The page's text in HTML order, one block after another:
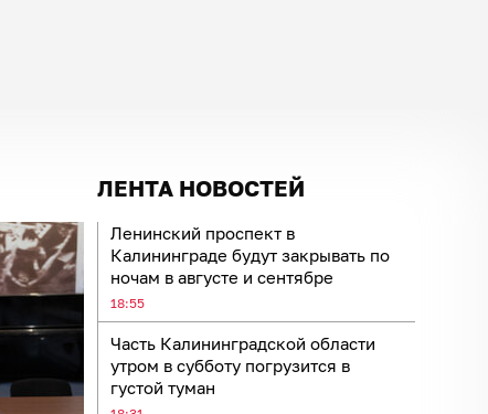
ЛЕНТА НОВОСТЕЙ
Ленинский проспект в
Калининграде будут закрывать по
ночам в августе и сентябре
18:55
Часть Калининградской области
утром в субботу погрузится в
густой туман